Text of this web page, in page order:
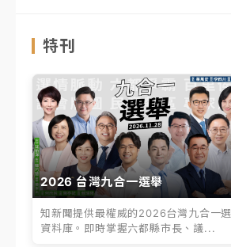
特刊
2026 台灣九合一選舉
知新聞提供最權威的2026台灣九合一
資料庫。即時掌握六都縣市長、議...